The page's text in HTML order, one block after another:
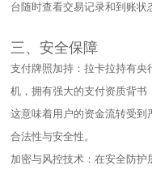
台随时查看交易记录和到账状
三、安全保障​
支付牌照加持：拉卡拉持有
机，拥有强大的支付资质背书
这意味着用户的资金流转受到
合法性与安全性。​
加密与风控技术：在安全防